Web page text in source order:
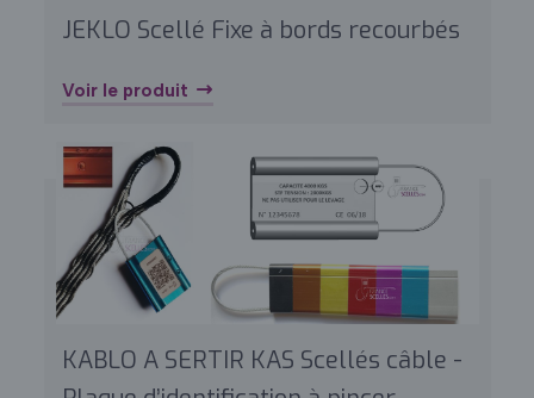
JEKLO Scellé Fixe à bords recourbés
Voir le produit
KABLO A SERTIR KAS Scellés câble -